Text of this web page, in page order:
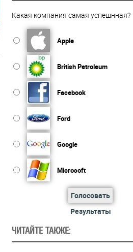
Какая компания самая успешнная?
Apple
British Petroleum
Facebook
Ford
Google
Microsoft
Голосовать
Результаты
ЧИТАЙТЕ ТАКЖЕ: